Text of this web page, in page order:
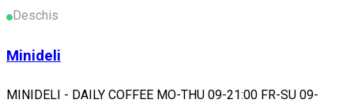
Deschis
Minideli
MINIDELI - DAILY COFFEE MO-THU 09-21:00 FR-SU 09-